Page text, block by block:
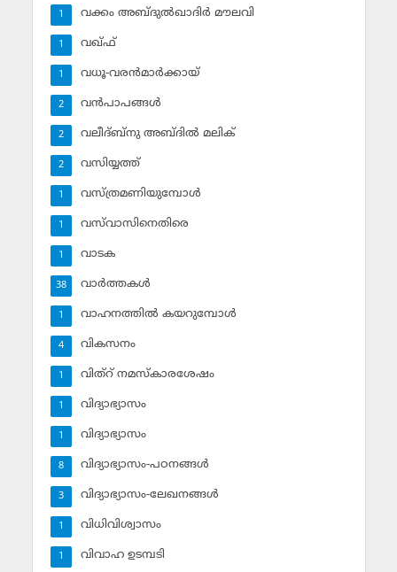
വക്കം അബ്ദുല്‍ഖാദിര്‍ മൗലവി
1
വഖ്ഫ്
1
വധൂ-വരന്‍മാര്‍ക്കായ്
1
വന്‍പാപങ്ങള്‍
2
വലീദ്ബ്‌നു അബ്ദില്‍ മലിക്‌
2
വസിയ്യത്ത്‌
2
വസ്ത്രമണിയുമ്പോള്‍
1
വസ്‌വാസിനെതിരെ
1
വാടക
1
വാര്‍ത്തകള്‍
38
വാഹനത്തില്‍ കയറുമ്പോള്‍
1
വികസനം
4
വിത്‌റ് നമസ്‌കാരശേഷം
1
വിദ്യാഭ്യാസം
1
വിദ്യാഭ്യാസം
1
വിദ്യാഭ്യാസം-പഠനങ്ങള്‍
8
വിദ്യാഭ്യാസം-ലേഖനങ്ങള്‍
3
വിധിവിശ്വാസം
1
വിവാഹ ഉടമ്പടി
1